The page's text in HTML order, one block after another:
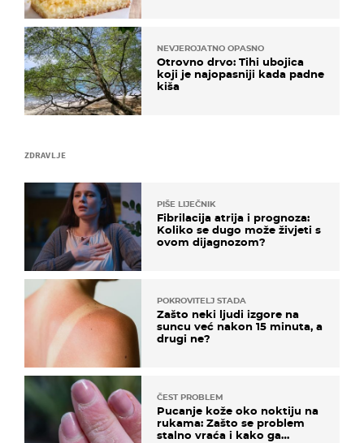
ZDRAVLJE
PIŠE LIJEČNIK
Fibrilacija atrija i prognoza:
Koliko se dugo može živjeti s
ovom dijagnozom?
POKROVITELJ STADA
Zašto neki ljudi izgore na
suncu već nakon 15 minuta, a
drugi ne?
ČEST PROBLEM
Pucanje kože oko noktiju na
rukama: Zašto se problem
stalno vraća i kako ga
NEVJEROJATNO OPASNO
Otrovno drvo: Tihi ubojica
koji je najopasniji kada padne
kiša